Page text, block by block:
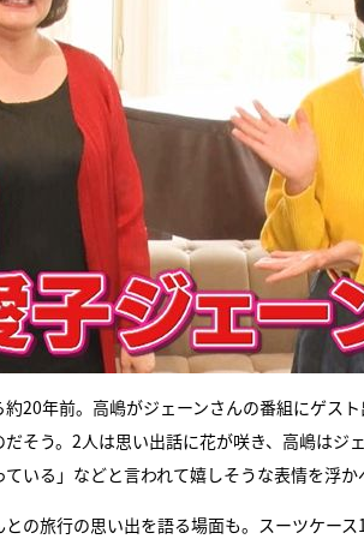
20年前。高嶋がジェーンさんの番組にゲス
そう。2人は思い出話に花が咲き、高嶋はジ
いる」などと言われて嬉しそうな表情を浮か
の旅行の思い出を語る場面も。スーツケー